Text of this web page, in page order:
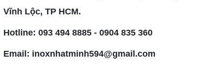
Vĩnh Lộc, TP HCM.
Hotline: 093 494 8885 - 0904 835 360
Email: inoxnhatminh594@gmail.com